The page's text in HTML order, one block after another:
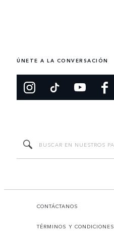
ÚNETE A LA CONVERSACIÓN
CONTÁCTANOS
TÉRMINOS Y CONDICIONES